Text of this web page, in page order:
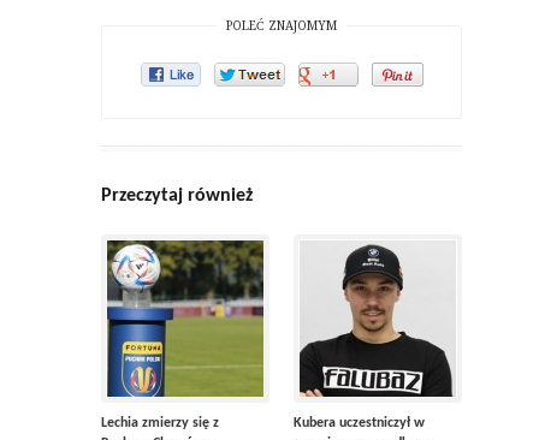
POLEĆ ZNAJOMYM
Przeczytaj również
Lechia zmierzy się z
Kubera uczestniczył w